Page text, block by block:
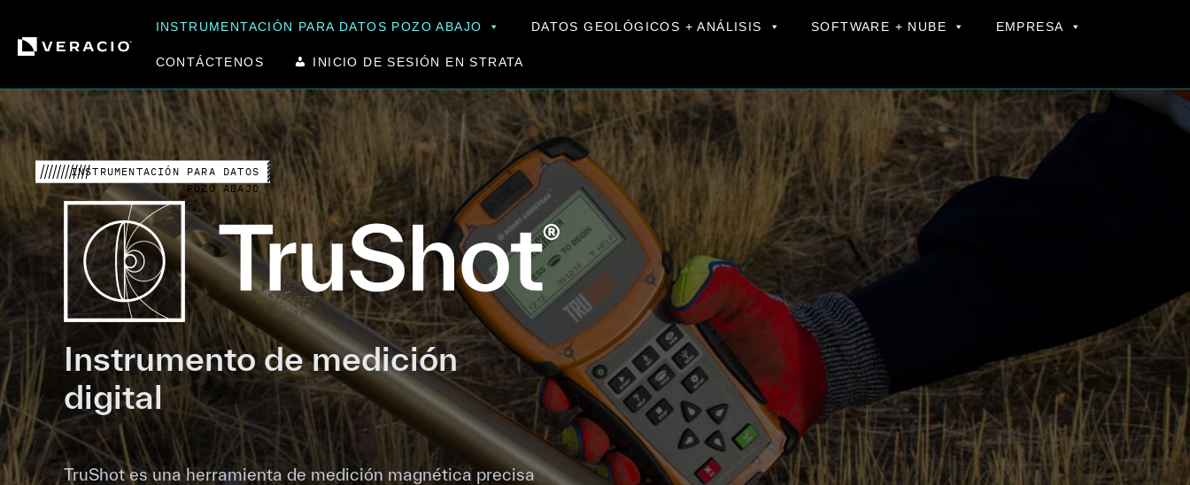
directo
contenido
DATOS GEOLÓGICOS + ANÁLISIS
INSTRUMENTACIÓN PARA DATOS POZO ABAJO SOFTWARE + NUBE EMPRESA
CONTÁCTENOS INICIO DE SESIÓN EN STRATA
INSTRUMENTACIÓN PARA DATOS
POZO ABAJO
Instrumento de medición
digital
TruShot es una herramienta de medición magnética precisa